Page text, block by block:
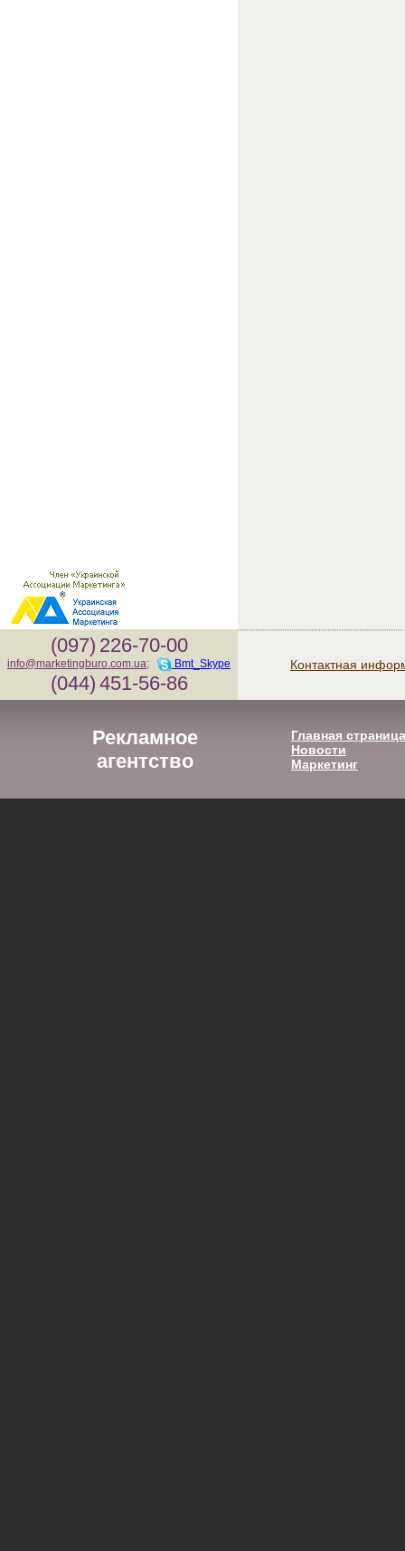
(097) 226-70-00
info@marketingburo.com.ua; Bmt_Skype
(044) 451-56-86
Контактная
Рекламное
агентство
Главная страница
Новости
Маркетинг